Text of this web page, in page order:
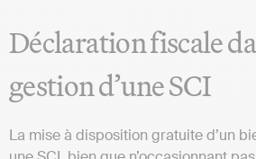
Déclaration fiscale
gestion d’une SCI
La mise à disposition gratuite d’un